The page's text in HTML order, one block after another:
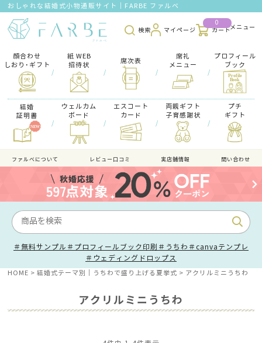
おしゃれな結婚式小物通販サイト｜FARBE ファルベ
検索 マイページ
0
カート
顔合わせ
しおり･ギフト
/
紙 WEB
招待状
/
席次表
/
席礼
メニュー
/
プロフィール
ブック
結婚
証明書
/
ウェルカム
ボード
/
エスコート
カード
/
両親ギフト
子育感謝状
/
プチ
ギフト
ファルべについて レビュー口コミ 実店舗情報 問い合わせ
＃無料サンプル ＃プロフィールブック印刷 ＃うちわ ＃canvaテンプレ
＃ウェディングドロップス
HOME 結婚式テーマ別│うちわで盛り上げる夏挙式 アクリルミニうちわ
アクリルミニうちわ